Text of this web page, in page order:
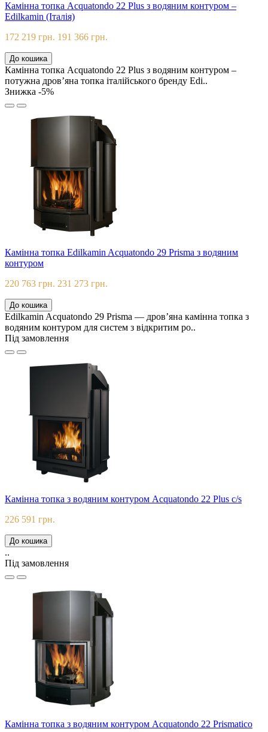
Камінна топка Acquatondo 22 Plus з водяним контуром –
Edilkamin (Італія)
172 219 грн. 191 366 грн.
До кошика
Камінна топка Acquatondo 22 Plus з водяним контуром –
потужна дров’яна топка італійського бренду Edi..
Знижка -5%
Камінна топка Edilkamin Acquatondo 29 Prisma з водяним
контуром
220 763 грн. 231 273 грн.
До кошика
Edilkamin Acquatondo 29 Prisma — дров’яна камінна топка з
водяним контуром для систем з відкритим ро..
Під замовлення
Камінна топка з водяним контуром Acquatondo 22 Plus c/s
226 591 грн.
До кошика
..
Під замовлення
Камінна топка з водяним контуром Acquatondo 22 Prismatico